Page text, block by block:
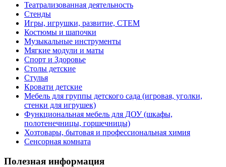
Театрализованная деятельность
Стенды
Игры, игрушки, развитие, СТЕМ
Костюмы и шапочки
Музыкальные инструменты
Мягкие модули и маты
Спорт и Здоровье
Столы детские
Стулья
Кровати детские
Мебель для группы детского сада (игровая, уголки,
стенки для игрушек)
Функциональная мебель для ДОУ (шкафы,
полотенечницы, горшечницы)
Хозтовары, бытовая и профессиональная химия
Сенсорная комната
Полезная информация